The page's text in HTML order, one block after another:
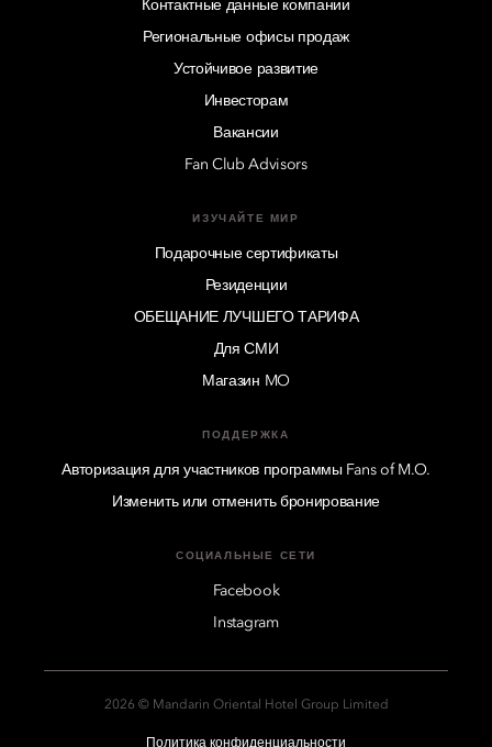
Контактные данные компании
Региональные офисы продаж
Устойчивое развитие
Инвесторам
Вакансии
Fan Club Advisors
ИЗУЧАЙТЕ МИР
Подарочные сертификаты
Резиденции
ОБЕЩАНИЕ ЛУЧШЕГО ТАРИФА
Для СМИ
Магазин MO
ПОДДЕРЖКА
Авторизация для участников программы Fans of M.O.
Изменить или отменить бронирование
СОЦИАЛЬНЫЕ СЕТИ
Facebook
Instagram
2026 © Mandarin Oriental Hotel Group Limited
Политика конфиденциальности